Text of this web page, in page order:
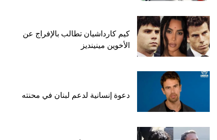
كيم كارداشيان تطالب بالإفراج عن
الأخوين مينينديز
دعوة إنسانية لدعم لبنان في محنته